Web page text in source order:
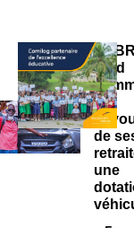
rend
au
de
une